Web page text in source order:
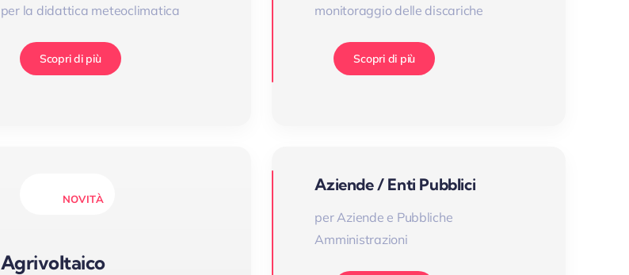
per la didattica meteoclimatica
Scopri di più
monitoraggio delle discariche
Scopri di più
NOVITÀ
Agrivoltaico
Aziende / Enti Pubblici
per Aziende e Pubbliche
Amministrazioni